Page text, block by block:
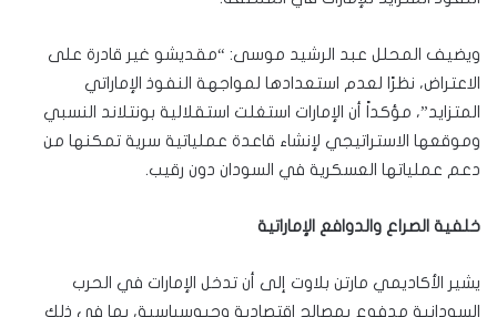
ويضيف المحلل عبد الرشيد موسى: “مقديشو غير قادرة على
الاعتراض، نظرًا لعدم استعدادها لمواجهة النفوذ الإماراتي
المتزايد”، مؤكداً أن الإمارات استغلت استقلالية بونتلاند النسبي
وموقعها الاستراتيجي لإنشاء قاعدة عملياتية سرية تمكنها من
دعم عملياتها العسكرية في السودان دون رقيب.
خلفية الصراع والدوافع الإماراتية
يشير الأكاديمي مارتن بلاوت إلى أن تدخل الإمارات في الحرب
السودانية مدفوع بمصالح اقتصادية وجيوسياسية، بما في ذلك